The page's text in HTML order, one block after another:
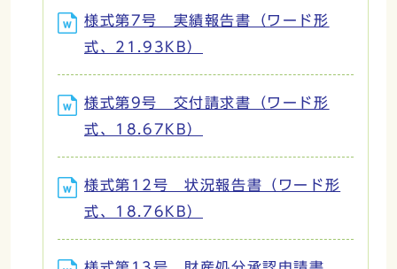
様式第7号 実績報告書（ワード形
式、21.93KB）
様式第9号 交付請求書（ワード形
式、18.67KB）
様式第12号 状況報告書（ワード形
式、18.76KB）